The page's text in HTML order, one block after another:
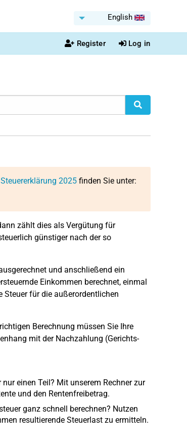
English
Register Log in
Steuererklärung 2025finden Sie unter:
zählt dies als Vergütung für
günstiger nach der so
und anschließend ein
Einkommen berechnet, einmal
für die außerordentlichen
Berechnung müssen Sie Ihre
mit der Nachzahlung (Gerichts-
einen Teil? Mit unserem Rechner zur
und den Rentenfreibetrag.
ganz schnell berechnen? Nutzen
resultierende Steuerlast zu ermitteln.